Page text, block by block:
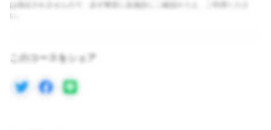
は保証されませんので、必ず事前に各施設にご確認のうえ、ご利用くださ
い。
このコースをシェア